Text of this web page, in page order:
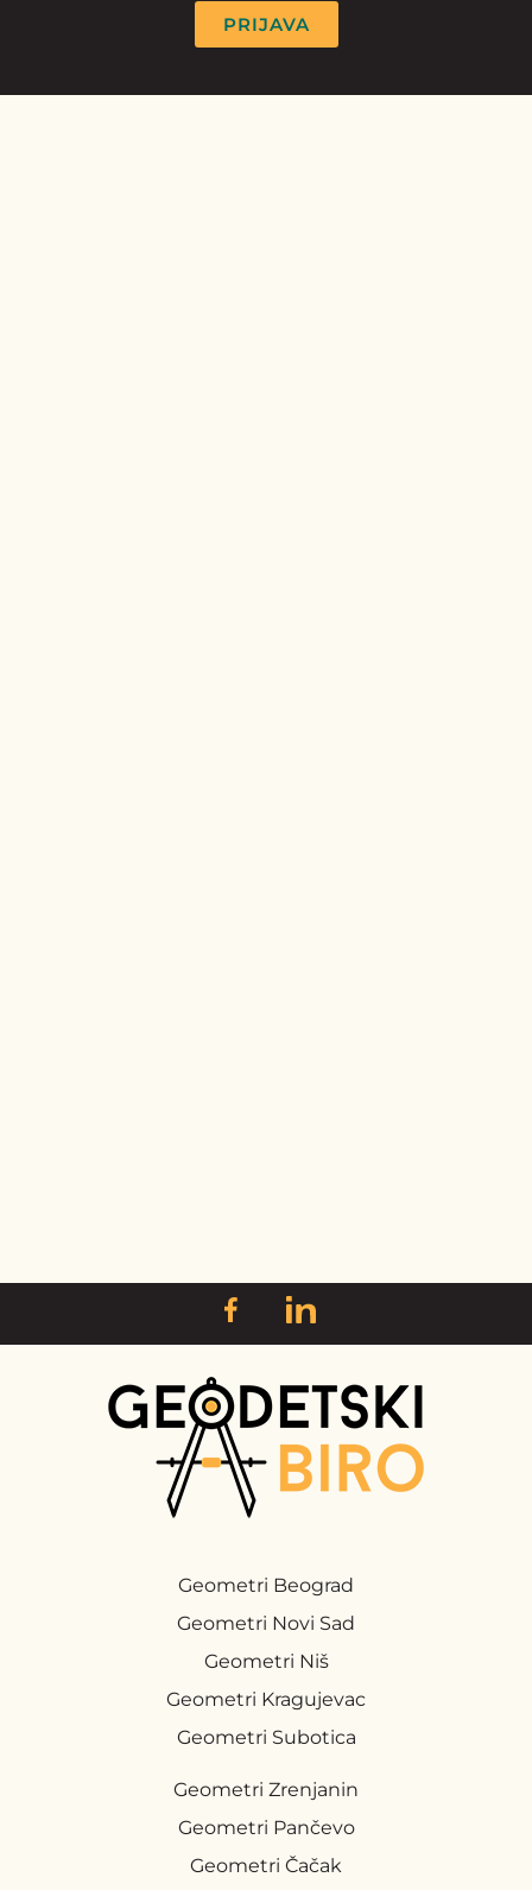
PRIJAVA
Geometri Beograd
Geometri Novi Sad
Geometri Niš
Geometri Kragujevac
Geometri Subotica
Geometri Zrenjanin
Geometri Pančevo
Geometri Čačak